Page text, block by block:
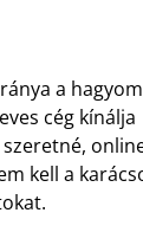
a
cég kínálja
kell a